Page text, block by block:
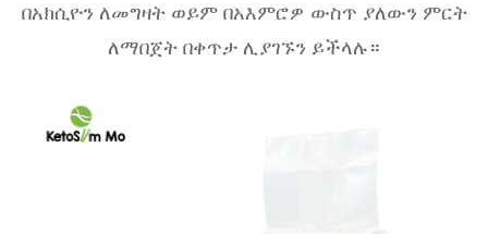
በአክሲዮን ለመግዛት ወይም በአእምሮዎ ውስጥ ያለውን ምርት
ለማበጀት በቀጥታ ሊያገኙን ይችላሉ።